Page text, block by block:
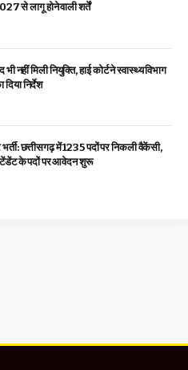
से लागू होने वाली शर्तें
नहीं मिली नियुक्ति, हाई कोर्ट ने स्वास्थ्य विभाग
निर्देश
छत्तीसगढ़ में 1235 पदों पर निकली वैकेंसी,
के पदों पर आवेदन शुरू